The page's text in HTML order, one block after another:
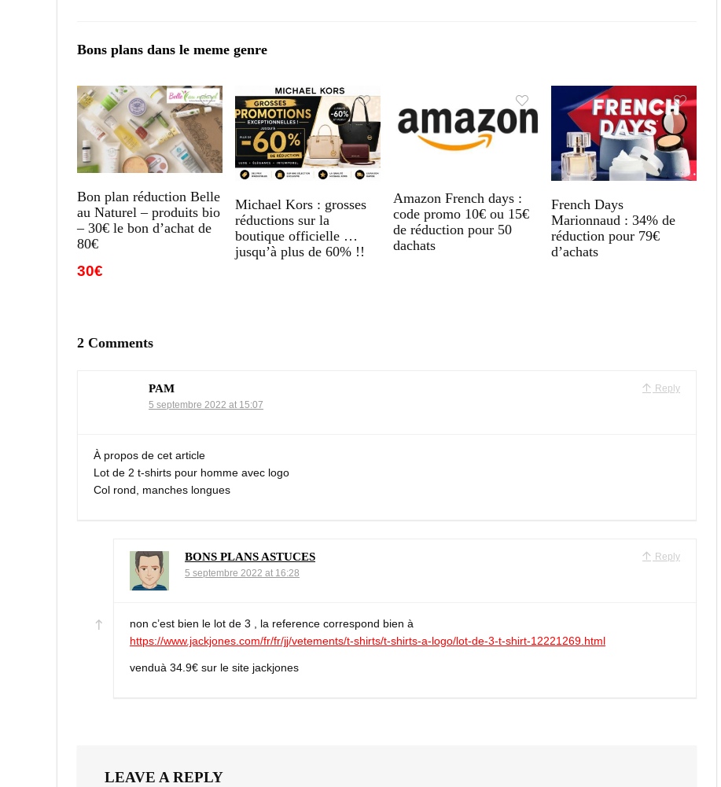
Bons plans dans le meme genre
Bon plan réduction Belle
au Naturel – produits bio
– 30€ le bon d’achat de
80€
30€
Michael Kors : grosses
réductions sur la
boutique officielle …
jusqu’à plus de 60% !!
Amazon French days :
code promo 10€ ou 15€
de réduction pour 50
dachats
French Days
Marionnaud : 34% de
réduction pour 79€
d’achats
2 Comments
Reply
PAM
5 septembre 2022 at 15:07
À propos de cet article
Lot de 2 t-shirts pour homme avec logo
Col rond, manches longues
Reply
BONS PLANS ASTUCES
5 septembre 2022 at 16:28
non c’est bien le lot de 3 , la reference correspond bien à
https://www.jackjones.com/fr/fr/jj/vetements/t-shirts/t-shirts-a-logo/lot-de-3-t-shirt-12221269.html
venduà 34.9€ sur le site jackjones
LEAVE A REPLY